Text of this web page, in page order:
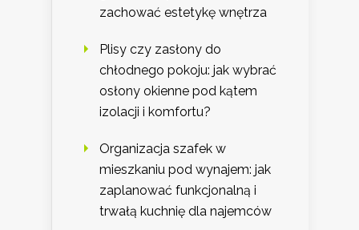
zachować estetykę wnętrza
Plisy czy zasłony do
chłodnego pokoju: jak wybrać
osłony okienne pod kątem
izolacji i komfortu?
Organizacja szafek w
mieszkaniu pod wynajem: jak
zaplanować funkcjonalną i
trwałą kuchnię dla najemców